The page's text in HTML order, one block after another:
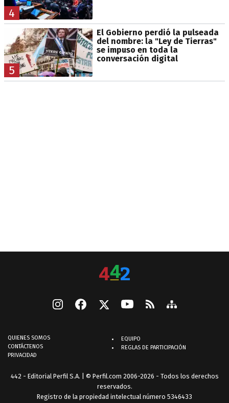
4
5
El Gobierno perdió la pulseada
del nombre: la "Ley de Tierras"
se impuso en toda la
conversación digital
QUIENES SOMOS
CONTÁCTENOS
PRIVACIDAD
EQUIPO
REGLAS DE PARTICIPACIÓN
442 - Editorial Perfil S.A. | © Perfil.com 2006-2026 - Todos los derechos
reservados.
Registro de la propiedad intelectual número 5346433